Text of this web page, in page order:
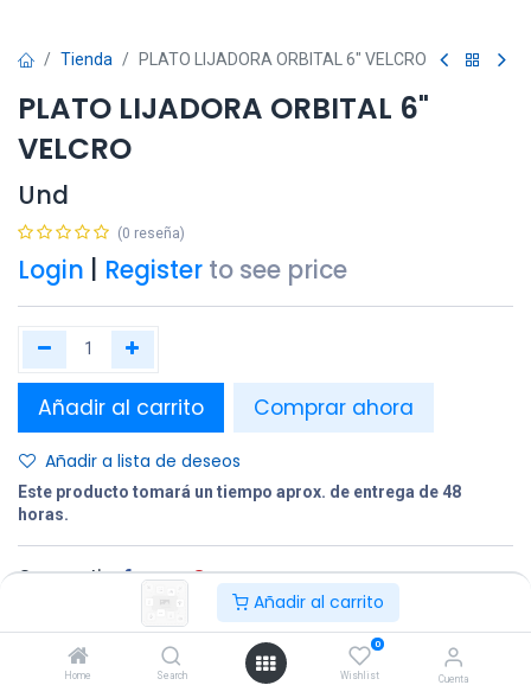
Añadir al carrito
Home Search
0
Wishlist Cuenta
Tienda PLATO LIJADORA ORBITAL 6" VELCRO
PLATO LIJADORA ORBITAL 6"
VELCRO
Und
(0 reseña)
Login Register to see price
Añadir al carrito Comprar ahora
Añadir a lista de deseos
Este producto tomará un tiempo aprox. de entrega de 48
horas.
Compartir
Terminos y condiciones: